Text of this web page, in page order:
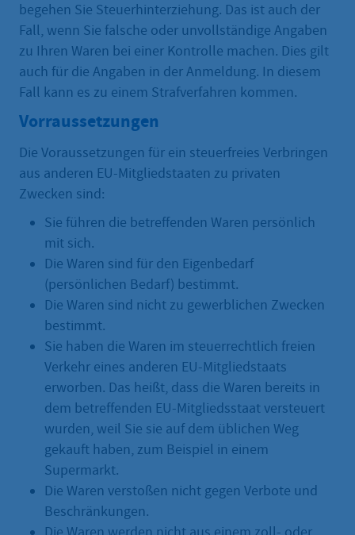
begehen Sie Steuerhinterziehung. Das ist auch der
Fall, wenn Sie falsche oder unvollständige Angaben
zu Ihren Waren bei einer Kontrolle machen. Dies gilt
auch für die Angaben in der Anmeldung. In diesem
Fall kann es zu einem Strafverfahren kommen.
Vorraussetzungen
Die Voraussetzungen für ein steuerfreies Verbringen
aus anderen EU-Mitgliedstaaten zu privaten
Zwecken sind:
Sie führen die betreffenden Waren persönlich
mit sich.
Die Waren sind für den Eigenbedarf
(persönlichen Bedarf) bestimmt.
Die Waren sind nicht zu gewerblichen Zwecken
bestimmt.
Sie haben die Waren im steuerrechtlich freien
Verkehr eines anderen EU-Mitgliedstaats
erworben. Das heißt, dass die Waren bereits in
dem betreffenden EU-Mitgliedsstaat versteuert
wurden, weil Sie sie auf dem üblichen Weg
gekauft haben, zum Beispiel in einem
Supermarkt.
Die Waren verstoßen nicht gegen Verbote und
Beschränkungen.